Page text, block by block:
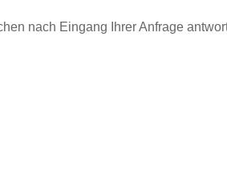
nach Eingang Ihrer Anfrage